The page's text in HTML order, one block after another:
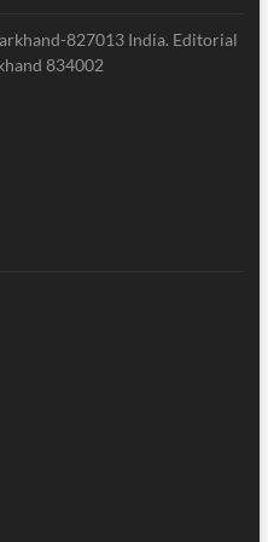
827013 India. Editorial
834002